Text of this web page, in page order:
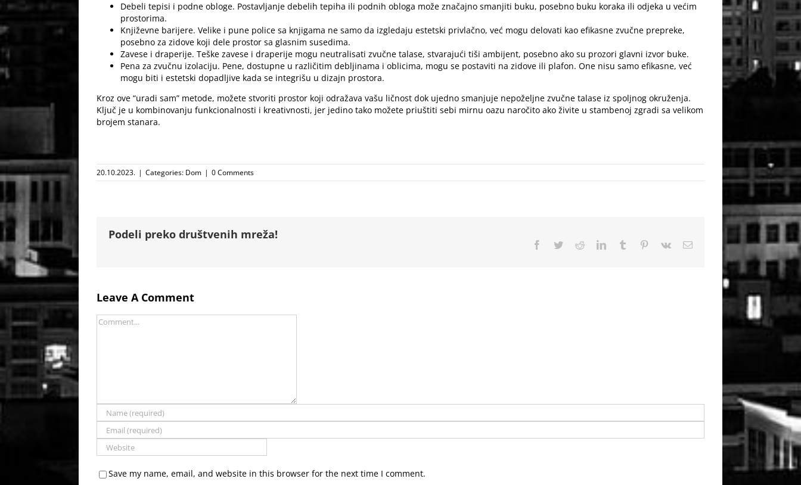
Debeli tepisi i podne obloge. Postavljanje debelih tepiha ili podnih obloga može značajno smanjiti buku, posebno buku koraka ili odjeka u većim
prostorima.
Književne barijere. Velike i pune police sa knjigama ne samo da izgledaju estetski privlačno, već mogu delovati kao efikasne zvučne prepreke,
posebno za zidove koji dele prostor sa glasnim susedima.
Zavese i draperije. Teške zavese i draperije mogu neutralisati zvučne talase, stvarajući tiši ambijent, posebno ako su prozori glavni izvor buke.
Pena za zvučnu izolaciju. Pene, dostupne u različitim debljinama i oblicima, mogu se postaviti na zidove ili plafon. One nisu samo efikasne, već
mogu biti i estetski dopadljive kada se integrišu u dizajn prostora.
Kroz ove “uradi sam” metode, možete stvoriti prostor koji odražava vašu ličnost dok ujedno smanjuje nepoželjne zvučne talase iz spoljnog okruženja.
Ključ je u kombinovanju funkcionalnosti i kreativnosti, jer jedino tako možete priuštiti sebi mirnu oazu naročito ako živite u stambenoj zgradi sa velikom
brojem stanara.
20.10.2023. | Categories: Dom | 0 Comments
Podeli preko društvenih mreža!
Facebook
TwitterRedditLinkedInTumblr Pinterest
Vk Email
Leave A Comment
Comment
Save my name, email, and website in this browser for the next time I comment.